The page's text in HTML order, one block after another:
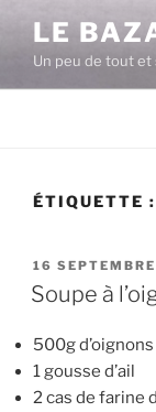
contenu
principal
LE
Un peu de tout
ÉTIQUETTE :
PUBLIÉ
LE
16
Soupe à
500g d’oignons
1 gousse d’ail
2 cas de farine